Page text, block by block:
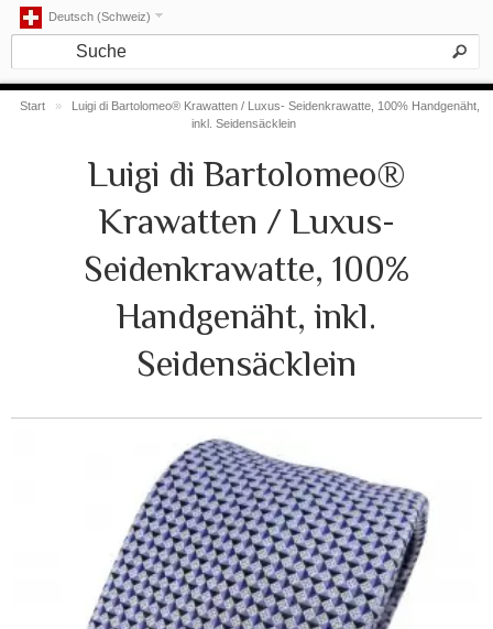
Deutsch (Schweiz)
Start »
Luigi di Bartolomeo® Krawatten / Luxus- Seidenkrawatte, 100% Handgenäht,
inkl. Seidensäcklein
Luigi di Bartolomeo®
Krawatten / Luxus-
Seidenkrawatte, 100%
Handgenäht, inkl.
Seidensäcklein